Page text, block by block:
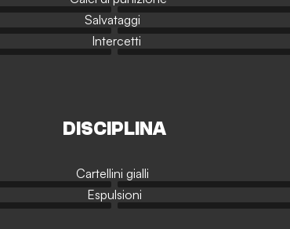
Salvataggi
Intercetti
DISCIPLINA
Cartellini gialli
Espulsioni